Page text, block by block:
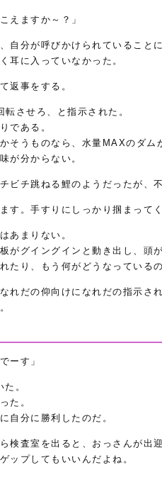
えますか～？」
自分が呼びかけられていること
耳に入っていなかった。
返事をする。
転させろ、と指示された。
である。
そうものなら、水量MAXのダム
が分からない。
ビチ跳ねる鯉のようだったが、
す。手すりにしっかり掴まって
あまりない。
がグイングインと動き出し、頭
たり、もう何がどうなっているの
れだの仰向けになれだの指示さ
ーす」
。
た。
自分に勝利したのだ。
検査室を出ると、おっさんが出
ップしてもいいんだよね。